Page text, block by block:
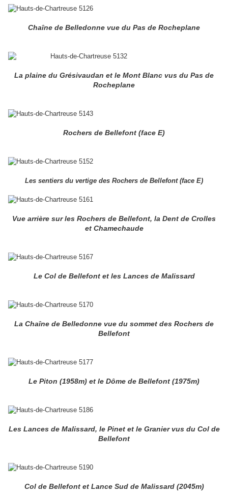
Chaîne de Belledonne vue du Pas de Rocheplane
La plaine du Grésivaudan et le Mont Blanc vus du Pas de
Rocheplane
Rochers de Bellefont (face E)
Les sentiers du vertige des Rochers de Bellefont (face E)
Vue arrière sur les Rochers de Bellefont, la Dent de Crolles
et Chamechaude
Le Col de Bellefont et les Lances de Malissard
La Chaîne de Belledonne vue du sommet des Rochers de
Bellefont
Le Piton (1958m) et le Dôme de Bellefont (1975m)
Les Lances de Malissard, le Pinet et le Granier vus du Col de
Bellefont
Col de Bellefont et Lance Sud de Malissard (2045m)